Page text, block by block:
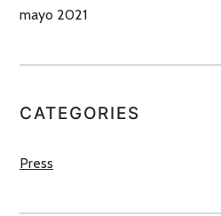
mayo 2021
CATEGORIES
Press